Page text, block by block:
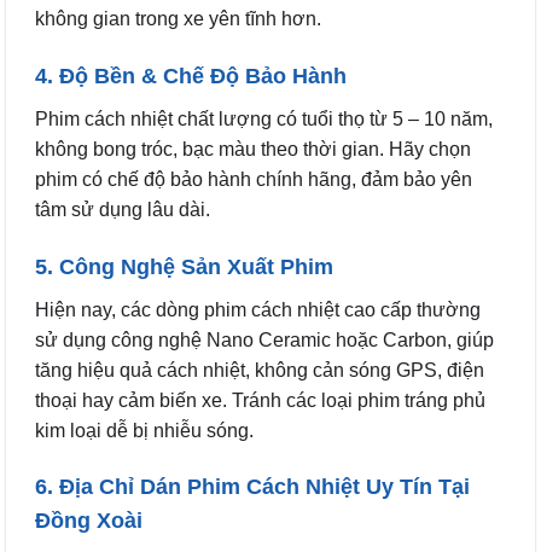
không gian trong xe yên tĩnh hơn.
4. Độ Bền & Chế Độ Bảo Hành
Phim cách nhiệt chất lượng có tuổi thọ từ 5 – 10 năm,
không bong tróc, bạc màu theo thời gian. Hãy chọn
phim có chế độ bảo hành chính hãng, đảm bảo yên
tâm sử dụng lâu dài.
5. Công Nghệ Sản Xuất Phim
Hiện nay, các dòng phim cách nhiệt cao cấp thường
sử dụng công nghệ Nano Ceramic hoặc Carbon, giúp
tăng hiệu quả cách nhiệt, không cản sóng GPS, điện
thoại hay cảm biến xe. Tránh các loại phim tráng phủ
kim loại dễ bị nhiễu sóng.
6. Địa Chỉ Dán Phim Cách Nhiệt Uy Tín Tại
Đồng Xoài